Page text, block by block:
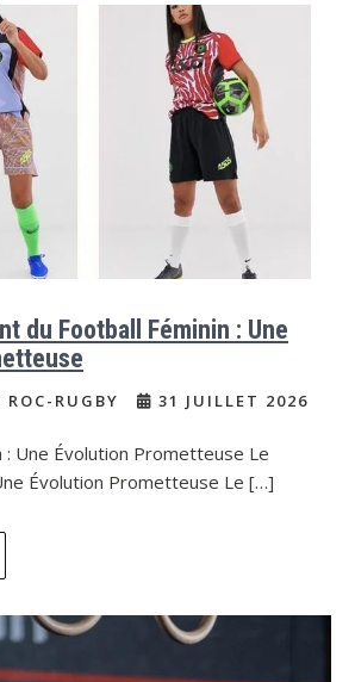
du Football Féminin : Une
RUGBY 31 JUILLET 2026
: Une Évolution Prometteuse Le
Évolution Prometteuse Le […]